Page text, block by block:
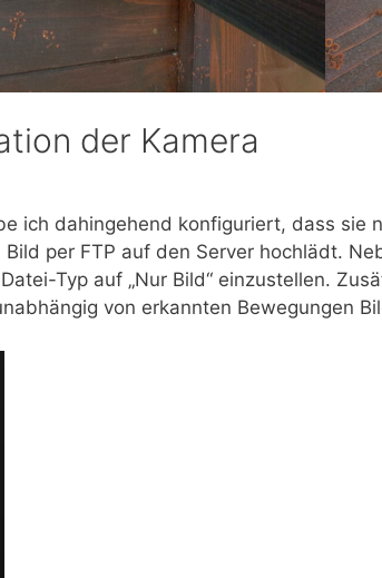
der Kamera
ich dahingehend konfiguriert, dass
per FTP auf den Server hochlädt.
Typ auf „Nur Bild“ einzustellen.
von erkannten Bewegungen